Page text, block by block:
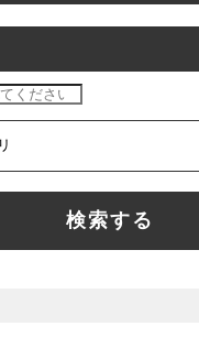
検索する